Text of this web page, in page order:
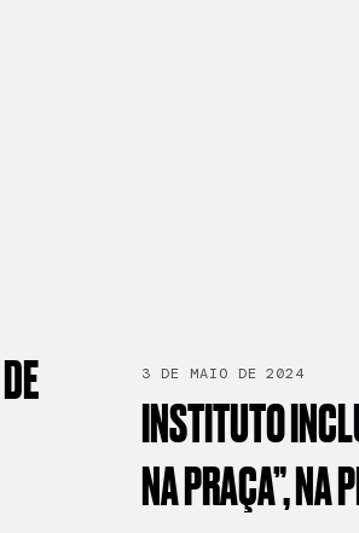
DE
3 DE MAIO DE 2024
INSTITUTO
NAPRAÇA”,NA